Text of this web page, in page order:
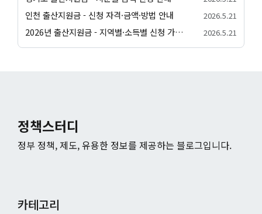
인천 출산지원금 - 신청 자격·금액·방법 안내 2026.5.21
2026년 출산지원금 - 지역별·소득별 신청 가이드 2026.5.21
정책스터디
정부 정책, 제도, 유용한 정보를 제공하는 블로그입니다.
카테고리